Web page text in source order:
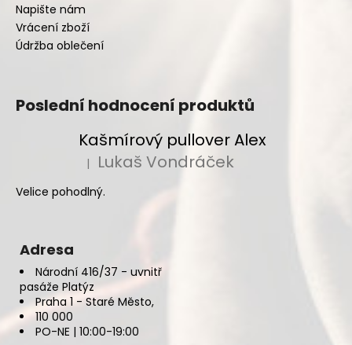
Napište nám
Vrácení zboží
Údržba oblečení
Poslední hodnocení produktů
Kašmírový pullover Alex
Hodnocení produktu je 5 z 5 hvězdiček.
| Lukaš Vondráček
Velice pohodlný.
Adresa
Národní 416/37 - uvnitř
pasáže Platýz
Praha 1 - Staré Město,
110 000
PO-NE | 10:00-19:00